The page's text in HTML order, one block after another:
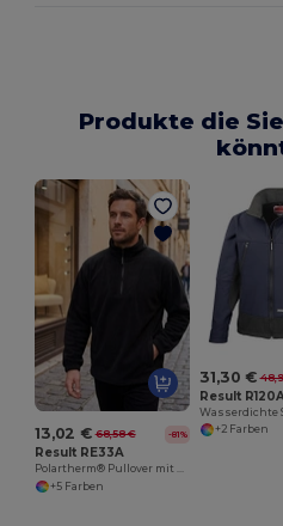
Produkte die
13,02 € 68,58 € -81%
Result RE33A
Polartherm® Pullover mit Zip
+5 Farben
31,30 €
Result R120A
+2 Farben